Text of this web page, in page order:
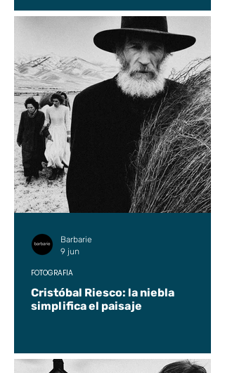
Cristóbal Riesco: la niebla
simplifica el paisaje
FOTOGRAFÍA
Barbarie
9 jun